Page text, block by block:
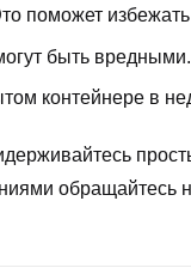
поможет
быть вредными.
контейнере в
обращайтесь